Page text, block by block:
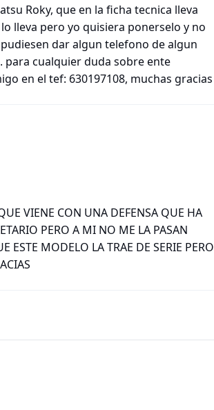
Roky, que en la ficha tecnica lleva
lleva pero yo quisiera ponerselo y no
dar algun telefono de algun
cualquier duda sobre ente
en el tef: 630197108, muchas gracias
VIENE CON UNA DEFENSA QUE HA
PERO A MI NO ME LA PASAN
ESTE MODELO LA TRAE DE SERIE PERO